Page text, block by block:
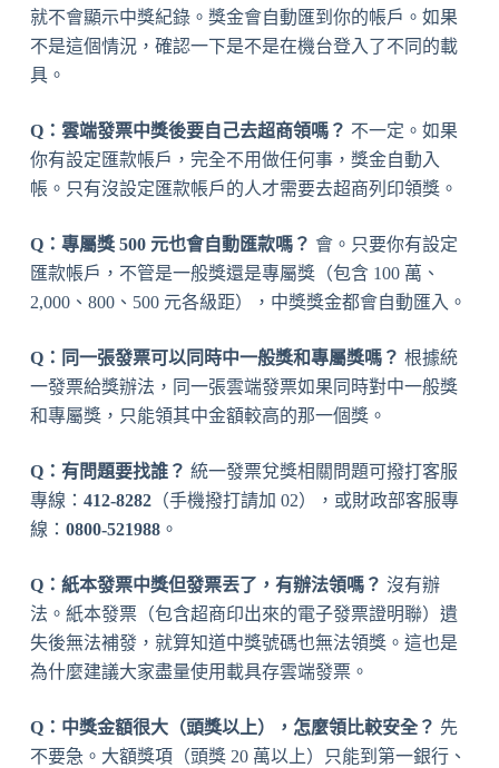
就不會顯示中獎紀錄。獎金會自動匯到你的帳戶。如果
不是這個情況，確認一下是不是在機台登入了不同的載
具。
Q：雲端發票中獎後要自己去超商領嗎？ 不一定。如果
你有設定匯款帳戶，完全不用做任何事，獎金自動入
帳。只有沒設定匯款帳戶的人才需要去超商列印領獎。
Q：專屬獎 500 元也會自動匯款嗎？ 會。只要你有設定
匯款帳戶，不管是一般獎還是專屬獎（包含 100 萬、
2,000、800、500 元各級距），中獎獎金都會自動匯入。
Q：同一張發票可以同時中一般獎和專屬獎嗎？ 根據統
一發票給獎辦法，同一張雲端發票如果同時對中一般獎
和專屬獎，只能領其中金額較高的那一個獎。
Q：有問題要找誰？ 統一發票兌獎相關問題可撥打客服
專線： 412-8282（手機撥打請加 02），或財政部客服專
線： 0800-521988。
Q：紙本發票中獎但發票丟了，有辦法領嗎？ 沒有辦
法。紙本發票（包含超商印出來的電子發票證明聯）遺
失後無法補發，就算知道中獎號碼也無法領獎。這也是
為什麼建議大家盡量使用載具存雲端發票。
Q：中獎金額很大（頭獎以上），怎麼領比較安全？ 先
不要急。大額獎項（頭獎 20 萬以上）只能到第一銀行、